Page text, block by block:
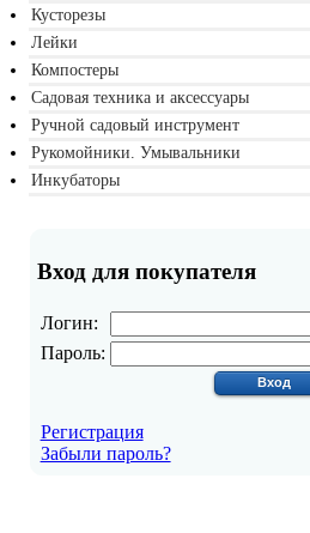
Кусторезы
Лейки
Компостеры
Садовая техника и аксессуары
Ручной садовый инструмент
Рукомойники. Умывальники
Инкубаторы
Вход для покупателя
Логин:
Пароль:
Регистрация
Забыли пароль?